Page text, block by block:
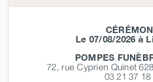
Le 07/08/2026 à
POMPES
72, rue Cyprien Quinet
03 21 37 18